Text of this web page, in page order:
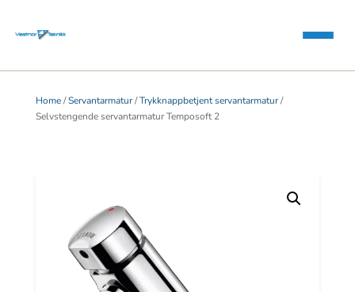
Home/Servantarmatur/Trykknappbetjent servantarmatur/
Selvstengende servantarmatur Temposoft 2